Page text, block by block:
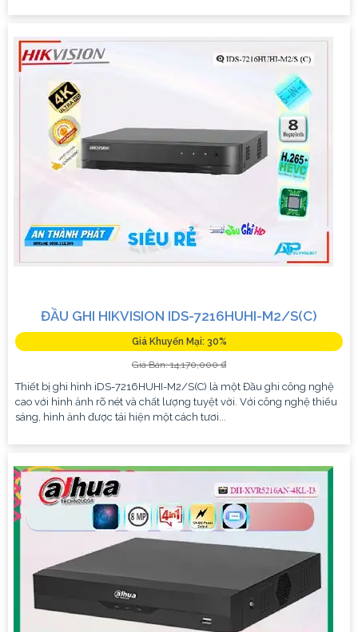
ĐẦU GHI HIKVISION IDS-7216HUHI-M2/S(C)
Giá Khuyến Mại: 30%
Giá Bán: 14,170,000 ₫
Thiết bị ghi hình iDS-7216HUHI-M2/S(C) là một Đầu ghi công nghệ
cao với hình ảnh rõ nét và chất lượng tuyệt vời. Với công nghệ thiếu
sáng, hình ảnh được tái hiện một cách tươi...